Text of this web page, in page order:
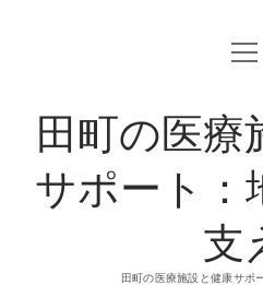
o
p
m
e
n
田町の医療
サポート：
支
田町の医療施設と健康サポ